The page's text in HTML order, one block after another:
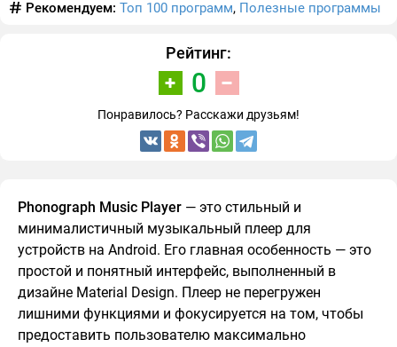
Рекомендуем: Топ 100 программ, Полезные программы
Рейтинг:
0
Понравилось? Расскажи друзьям!
Phonograph Music Player — это стильный и
минималистичный музыкальный плеер для
устройств на Android. Его главная особенность — это
простой и понятный интерфейс, выполненный в
дизайне Material Design. Плеер не перегружен
лишними функциями и фокусируется на том, чтобы
предоставить пользователю максимально